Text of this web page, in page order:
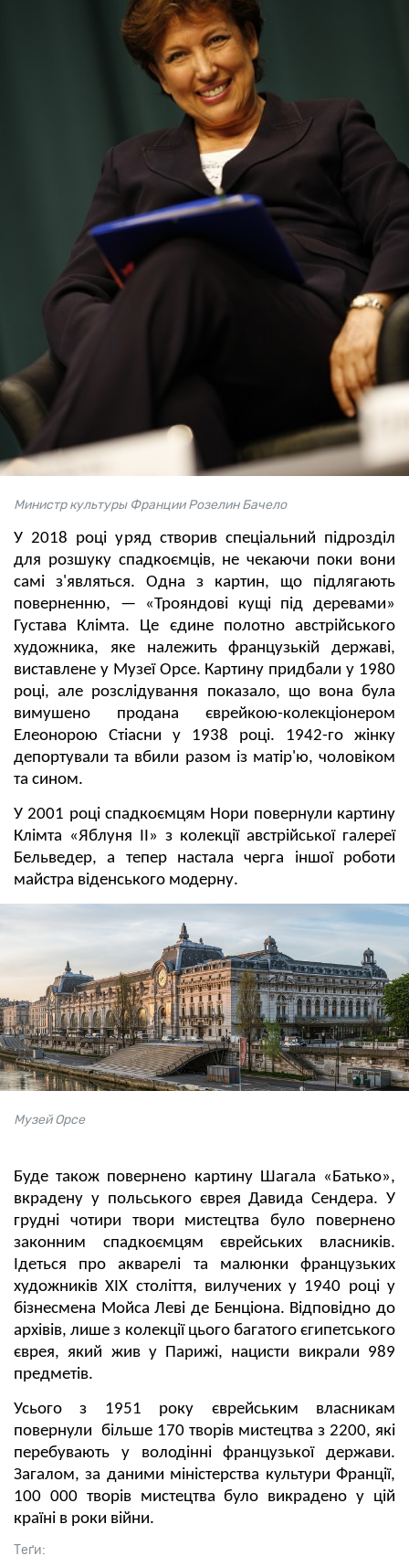
Теґи:
Министр культуры Франции Розелин Бачело
У 2018 році уряд створив спеціальний підрозділ
для розшуку спадкоємців, не чекаючи поки вони
самі з'являться. Одна з картин, що підлягають
поверненню, — «Трояндові кущі під деревами»
Густава Клімта. Це єдине полотно австрійського
художника, яке належить французькій державі,
виставлене у Музеї Орсе. Картину придбали у 1980
році, але розслідування показало, що вона була
вимушено продана єврейкою-колекціонером
Елеонорою Стіасни у 1938 році. 1942-го жінку
депортували та вбили разом із матір'ю, чоловіком
та сином.
У 2001 році спадкоємцям Нори повернули картину
Клімта «Яблуня II» з колекції австрійської галереї
Бельведер, а тепер настала черга іншої роботи
майстра віденського модерну.
Музей Орсе
Буде також повернено картину Шагала «Батько»,
вкрадену у польського єврея Давида Сендера. У
грудні чотири твори мистецтва було повернено
законним спадкоємцям єврейських власників.
Ідеться про акварелі та малюнки французьких
художників XIX століття, вилучених у 1940 році у
бізнесмена Мойса Леві де Бенціона. Відповідно до
архівів, лише з колекції цього багатого єгипетського
єврея, який жив у Парижі, нацисти викрали 989
предметів.
Усього з 1951 року єврейським власникам
повернули більше 170 творів мистецтва з 2200, які
перебувають у володінні французької держави.
Загалом, за даними міністерства культури Франції,
100 000 творів мистецтва було викрадено у цій
країні в роки війни.